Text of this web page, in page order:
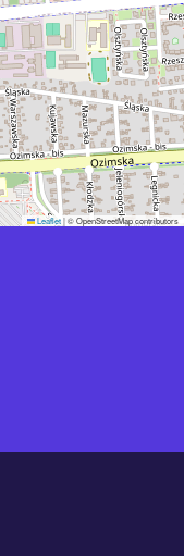
Leaflet|© OpenStreetMap contributors